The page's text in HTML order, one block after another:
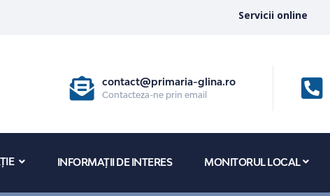
Servicii online
contact@primaria-glina.ro
Contacteza-ne prin email
INFORMAȚII DE INTERES MONITORUL LOCAL